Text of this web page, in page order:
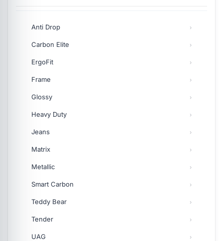
Anti Drop
Carbon Elite
ErgoFit
Frame
Glossy
Heavy Duty
Jeans
Matrix
Metallic
Smart Carbon
Teddy Bear
Tender
UAG